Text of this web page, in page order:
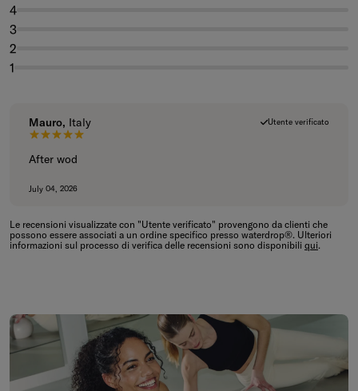
4
3
2
1
Mauro, Italy Utente verificato
5 su 5 stelle.
After wod
July 04, 2026
Le recensioni visualizzate con "Utente verificato" provengono da clienti che
possono essere associati a un ordine specifico presso waterdrop®. Ulteriori
informazioni sul processo di verifica delle recensioni sono disponibili qui.